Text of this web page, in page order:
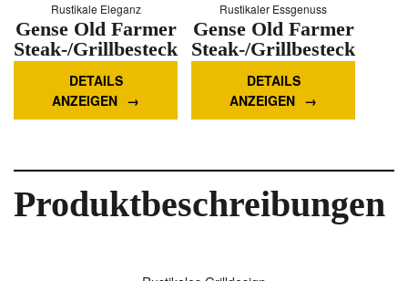
Rustikale Eleganz
Gense Old Farmer
Steak-/Grillbesteck
12-teilig -
Holz/Edelstahl
DETAILS
ANZEIGEN
Mehr Informationen
Rustikaler Essgenuss
Gense Old Farmer
Steak-/Grillbesteck
8-teilig -
Holz/Edelstahl
DETAILS
ANZEIGEN
Mehr Informationen
Produktbeschreibungen